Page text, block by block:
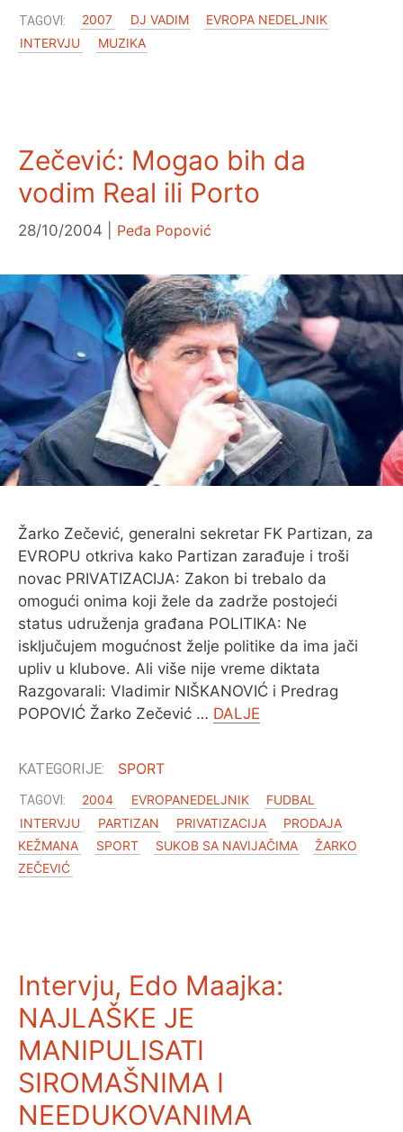
2007 DJ VADIM
EVROPA NEDELJNIK
INTERVJU
MUZIKA
Zečević: Mogao bih da
vodim Real ili Porto
28/10/2004 Peđa Popović
Žarko Zečević, generalni sekretar FK Partizan, za
EVROPU otkriva kako Partizan zarađuje i troši
novac PRIVATIZACIJA: Zakon bi trebalo da
omogući onima koji žele da zadrže postojeći
status udruženja građana POLITIKA: Ne
isključujem mogućnost želje politike da ima jači
upliv u klubove. Ali više nije vreme diktata
Razgovarali: Vladimir NIŠKANOVIĆ i Predrag
POPOVIĆ Žarko Zečević … DALJE
SPORT
2004 EVROPANEDELJNIK
FUDBAL
INTERVJU
PARTIZAN PRIVATIZACIJA
PRODAJA
KEŽMANA
SPORT SUKOB SA NAVIJAČIMA
ŽARKO
ZEČEVIĆ
Intervju, Edo Maajka:
NAJLAŠKE JE
MANIPULISATI
SIROMAŠNIMA I
NEEDUKOVANIMA